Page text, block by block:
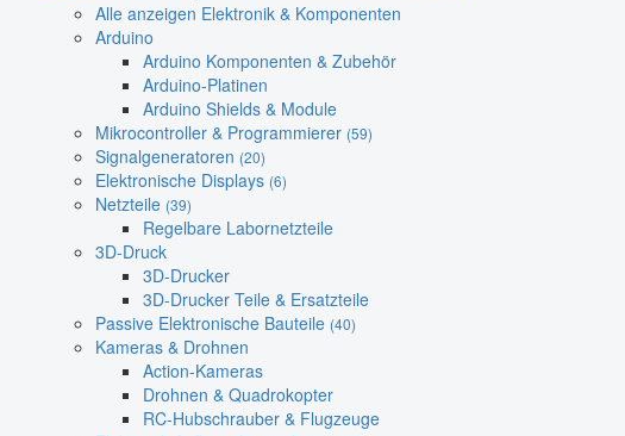
Alle anzeigen Elektronik & Komponenten
Arduino
Arduino Komponenten & Zubehör
Arduino-Platinen
Arduino Shields & Module
Mikrocontroller & Programmierer (59)
Signalgeneratoren (20)
Elektronische Displays (6)
Netzteile (39)
Regelbare Labornetzteile
3D-Druck
3D-Drucker
3D-Drucker Teile & Ersatzteile
Passive Elektronische Bauteile (40)
Kameras & Drohnen
Action-Kameras
Drohnen & Quadrokopter
RC-Hubschrauber & Flugzeuge